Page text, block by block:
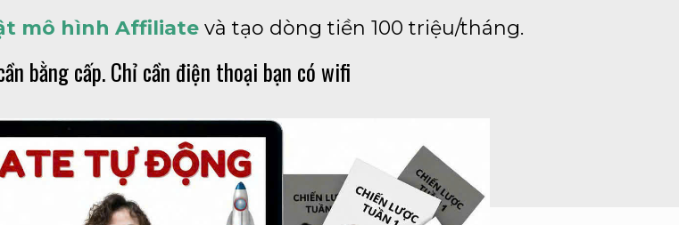
mô hình Affiliate và tạo dòng tiền 100 triệu/tháng.
bằng cấp. Chỉ cần điện thoại bạn có wifi